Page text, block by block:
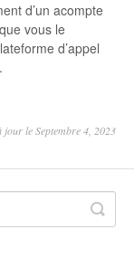
d’un acompte
vous le
d’appel
jour le Septembre 4, 2023